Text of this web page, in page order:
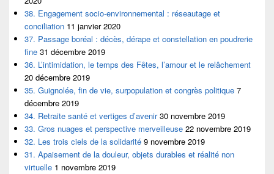
38. Engagement socio-environnemental : réseautage et
conciliation 11 janvier 2020
37. Passage boréal : décès, dérape et constellation en poudrerie
fine 31 décembre 2019
36. L’intimidation, le temps des Fêtes, l’amour et le relâchement
20 décembre 2019
35. Guignolée, fin de vie, surpopulation et congrès politique 7
décembre 2019
34. Retraite santé et vertiges d’avenir 30 novembre 2019
33. Gros nuages et perspective merveilleuse 22 novembre 2019
32. Les trois ciels de la solidarité 9 novembre 2019
31. Apaisement de la douleur, objets durables et réalité non
virtuelle 1 novembre 2019